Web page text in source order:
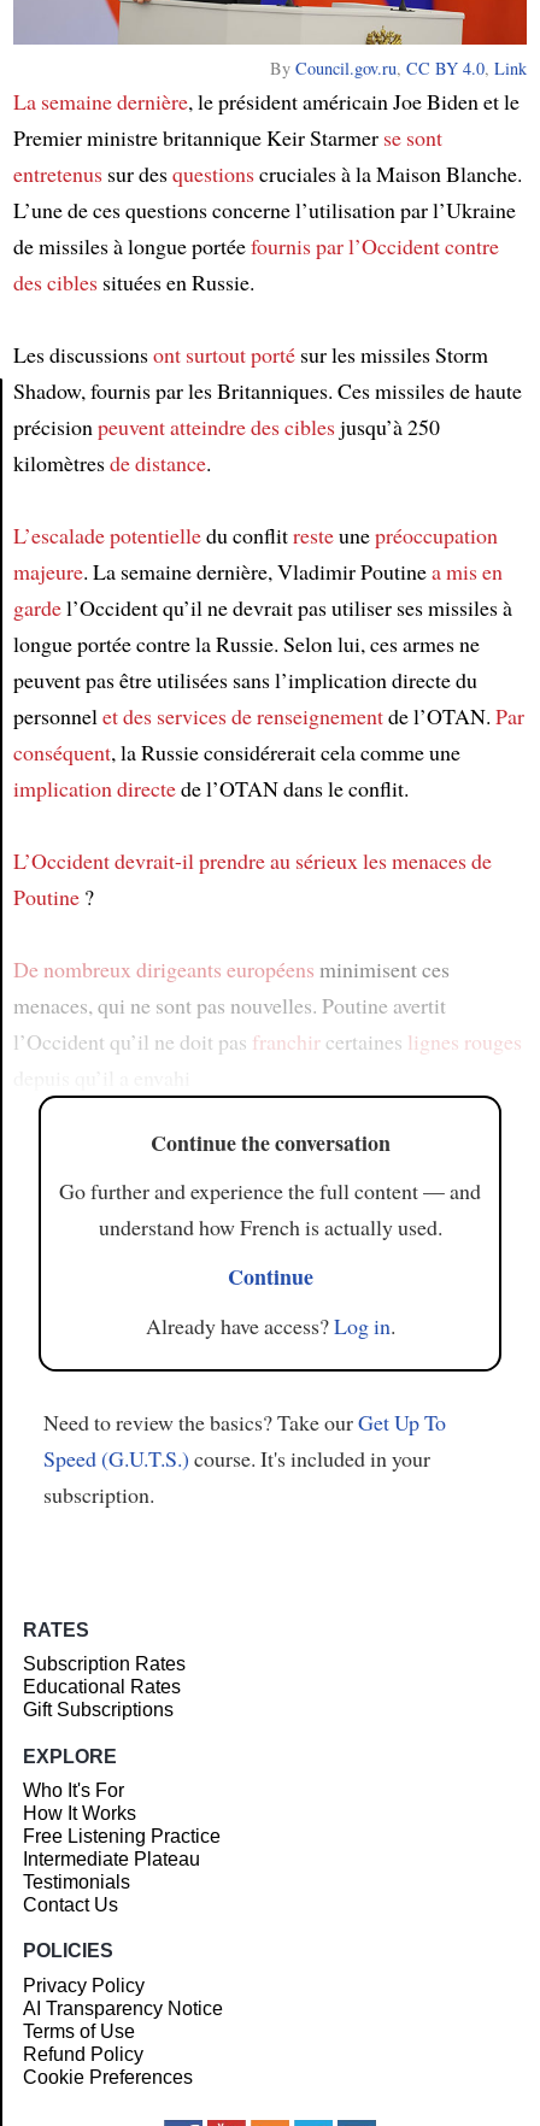
ByCouncil.gov.ru,CC BY 4.0,Link
La semaine dernière, le président américain Joe Biden et le
Premier ministre britannique Keir Starmer se sont
entretenussur desquestionscruciales à la Maison Blanche.
L’une de ces questions concerne l’utilisation par l’Ukraine
de missiles à longue portéefournis par l’Occidentcontre
des ciblessituées en Russie.
Les discussionsont surtout portésur les missiles Storm
Shadow, fournis par les Britanniques. Ces missiles de haute
précisionpeuvent atteindredes ciblesjusqu’à 250
kilomètresde distance.
L’escalade potentielledu conflitresteunepréoccupation
majeure. La semaine dernière, Vladimir Poutinea mis en
gardel’Occident qu’il ne devrait pas utiliser ses missiles à
longue portée contre la Russie. Selon lui, ces armes ne
peuvent pas être utilisées sans l’implication directe du
personnelet des services de renseignementde l’OTAN. Par
conséquent, la Russie considérerait cela comme une
implication directede l’OTAN dans le conflit.
L’Occident devrait-il prendre au sérieux les menaces de
Poutine?
De nombreux dirigeants européens minimisent ces
menaces, qui ne sont pas nouvelles. Poutine avertit
l’Occident qu’il ne doit pas franchircertaines lignes rouges
Continue the conversation
Go further and experience the full content — and
understand how French is actually used.
Continue
Already have access?Log in.
Need to review the basics? Take ourGet Up To
Speed (G.U.T.S.) course. It's included in your
subscription.
RATES
Subscription Rates
Educational Rates
Gift Subscriptions
EXPLORE
Who It's For
How It Works
Free Listening Practice
Intermediate Plateau
Testimonials
Contact Us
POLICIES
Privacy Policy
AI Transparency Notice
Terms of Use
Refund Policy
Cookie Preferences